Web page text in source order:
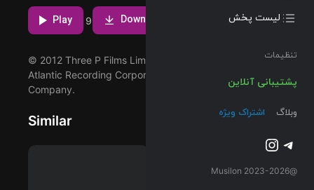
لیست پخش
تنظیمات
پشتیبانی آنلاین
وبلاگ اشتراک ویژه
تلگراماینستاگرم
@2023-2026 Musilon
Play 9 Download
© 2012 Three P Films Limited under exclusive license to
Atlantic Recording Corporation, a Warner Music Group
Company.
Similar